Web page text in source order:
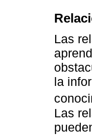
Las
la
Las